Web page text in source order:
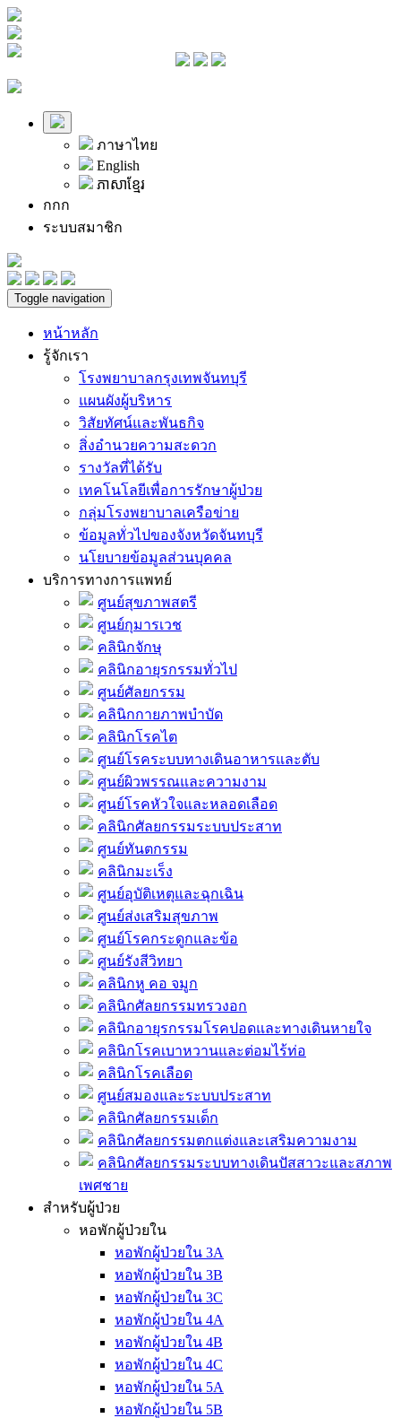
ภาษาไทย
English
ភាសាខ្មែរ
กกก
ระบบสมาชิก
Toggle navigation
หน้าหลัก
รู้จักเรา
โรงพยาบาลกรุงเทพจันทบุรี
แผนผังผู้บริหาร
วิสัยทัศน์และพันธกิจ
สิ่งอำนวยความสะดวก
รางวัลที่ได้รับ
เทคโนโลยีเพื่อการรักษาผู้ป่วย
กลุ่มโรงพยาบาลเครือข่าย
ข้อมูลทั่วไปของจังหวัดจันทบุรี
นโยบายข้อมูลส่วนบุคคล
บริการทางการแพทย์
ศูนย์สุขภาพสตรี
ศูนย์กุมารเวช
คลินิกจักษุ
คลินิกอายุรกรรมทั่วไป
ศูนย์ศัลยกรรม
คลินิกกายภาพบำบัด
คลินิกโรคไต
ศูนย์โรคระบบทางเดินอาหารและตับ
ศูนย์ผิวพรรณและความงาม
ศูนย์โรคหัวใจและหลอดเลือด
คลินิกศัลยกรรมระบบประสาท
ศูนย์ทันตกรรม
คลินิกมะเร็ง
ศูนย์อุบัติเหตุและฉุกเฉิน
ศูนย์ส่งเสริมสุขภาพ
ศูนย์โรคกระดูกและข้อ
ศูนย์รังสีวิทยา
คลินิกหู คอ จมูก
คลินิกศัลยกรรมทรวงอก
คลินิกอายุรกรรมโรคปอดและทางเดินหายใจ
คลินิกโรคเบาหวานและต่อมไร้ท่อ
คลินิกโรคเลือด
ศูนย์สมองและระบบประสาท
คลินิกศัลยกรรมเด็ก
คลินิกศัลยกรรมตกแต่งและเสริมความงาม
คลินิกศัลยกรรมระบบทางเดินปัสสาวะและสภาพ
เพศชาย
สำหรับผู้ป่วย
หอพักผู้ป่วยใน
หอพักผู้ป่วยใน 3A
หอพักผู้ป่วยใน 3B
หอพักผู้ป่วยใน 3C
หอพักผู้ป่วยใน 4A
หอพักผู้ป่วยใน 4B
หอพักผู้ป่วยใน 4C
หอพักผู้ป่วยใน 5A
หอพักผู้ป่วยใน 5B